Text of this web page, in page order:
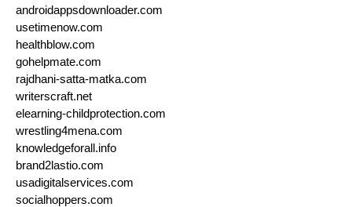
androidappsdownloader.com
usetimenow.com
healthblow.com
gohelpmate.com
rajdhani-satta-matka.com
writerscraft.net
elearning-childprotection.com
wrestling4mena.com
knowledgeforall.info
brand2lastio.com
usadigitalservices.com
socialhoppers.com